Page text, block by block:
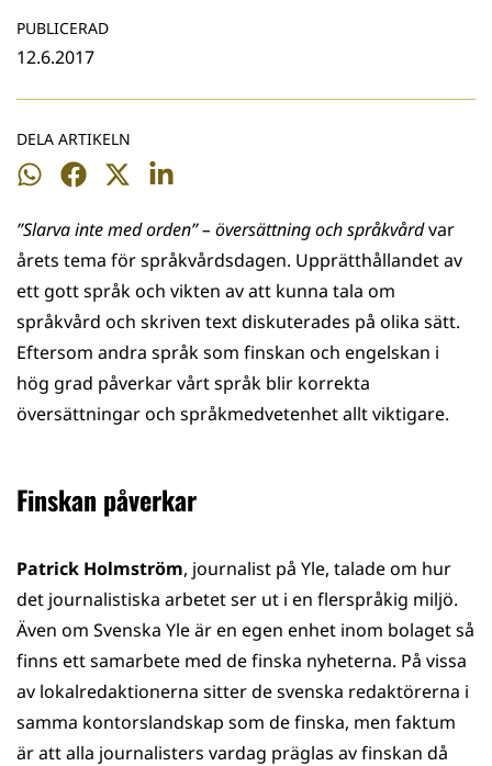
PUBLICERAD
12.6.2017
DELA ARTIKELN
Dela
WhatsApp
Dela
Facebook
Dela
Twitter
Dela
LinkedIn
”Slarva inte med orden” – översättning och språkvårdvar
årets tema för språkvårdsdagen. Upprätthållandet av
ett gott språk och vikten av att kunna tala om
språkvård och skriven text diskuterades på olika sätt.
Eftersom andra språk som finskan och engelskan i
hög grad påverkar vårt språk blir korrekta
översättningar och språkmedvetenhet allt viktigare.
Finskan påverkar
Patrick Holmström, journalist på Yle, talade om hur
det journalistiska arbetet ser ut i en flerspråkig miljö.
Även om Svenska Yle är en egen enhet inom bolaget så
finns ett samarbete med de finska nyheterna. På vissa
av lokalredaktionerna sitter de svenska redaktörerna i
samma kontorslandskap som de finska, men faktum
är att alla journalisters vardag präglas av finskan då